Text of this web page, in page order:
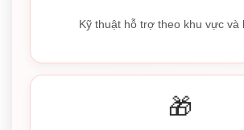
Kỹ thuật hỗ trợ theo khu vực và
🎁